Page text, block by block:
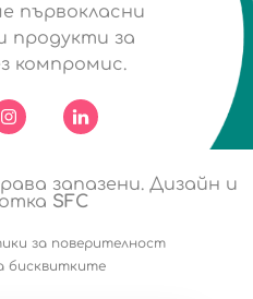
първокласни
продукти за
компромис.
запазени. Дизайн и
SFC
за поверителност
бисквитките